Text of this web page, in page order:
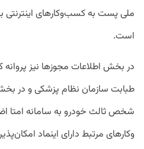
ملی پست به کسب‌وکارهای اینترنتی
است.
در بخش اطلاعات مجوزها نیز
طبابت سازمان نظام پزشکی و در
شخص ثالث خودرو به سامانه امتا
وکارهای مرتبط دارای اینماد